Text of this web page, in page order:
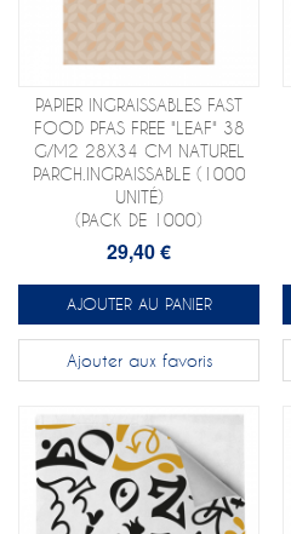
PAPIER INGRAISSABLES FAST
FOOD PFAS FREE "LEAF" 38
G/M2 28X34 CM NATUREL
PARCH.INGRAISSABLE (1000
UNITÉ)
(PACK DE 1000)
29,40 €
AJOUTER AU PANIER
Ajouter aux favoris